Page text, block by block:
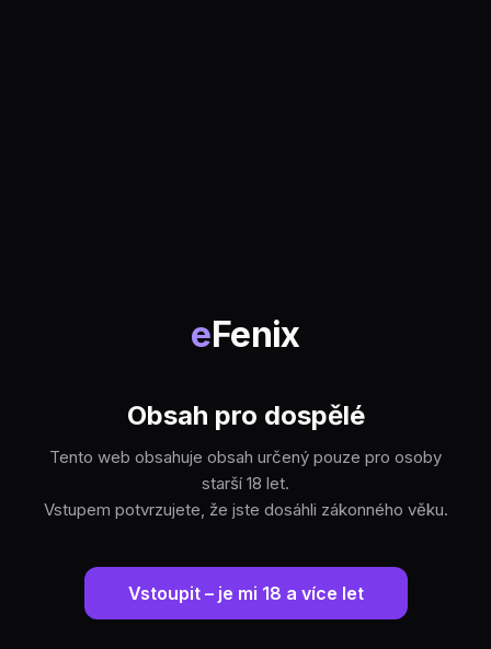
eFenix
Obsah pro dospělé
Tento web obsahuje obsah určený pouze pro osoby
starší 18 let.
Vstupem potvrzujete, že jste dosáhli zákonného věku.
Vstoupit – je mi 18 a více let